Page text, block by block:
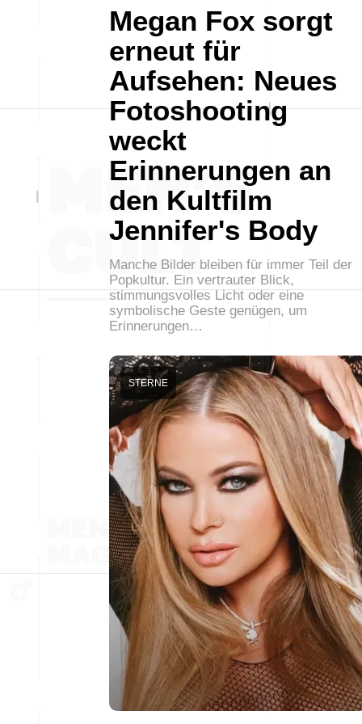
Megan Fox sorgt
erneut für
Aufsehen: Neues
Fotoshooting
weckt
Erinnerungen an
den Kultfilm
Jennifer's Body
Manche Bilder bleiben für immer Teil der
Popkultur. Ein vertrauter Blick,
stimmungsvolles Licht oder eine
symbolische Geste genügen, um
Erinnerungen…
STERNE